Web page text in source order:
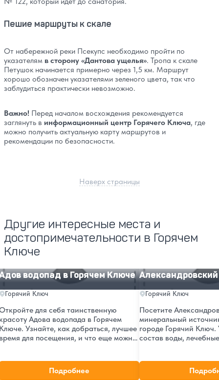
Пешие маршруты к скале
От набережной реки Псекупс необходимо пройти по
указателям в сторону «Дантова ущелья». Тропа к скале
Петушок начинается примерно через 1,5 км. Маршрут
хорошо обозначен указателями зеленого цвета, так что
заблудиться практически невозможно.
Важно! Перед началом восхождения рекомендуется
заглянуть в информационный центр Горячего Ключа, где
можно получить актуальную карту маршрутов и
рекомендации по безопасности.
Наверх страницы
Другие интересные места и
достопримечательности в Горячем
Ключе
водопад в Горячем Ключе
Горячий Ключ
для себя таинственную
Адова водопада в Горячем
Узнайте, как добраться, лучшее
для посещения, и что еще можно
рекомендации.
Подробнее
Горячий Ключ
Посетите
минеральный
городе Горячий
состав воды,
Краснодарского края.